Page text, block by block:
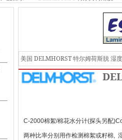
美国 DELMHORST 特尔姆荷斯脱 湿
C-2000棉絮/棉花水分计(探头另配
两种比率分别用作检测棉絮或籽棉,